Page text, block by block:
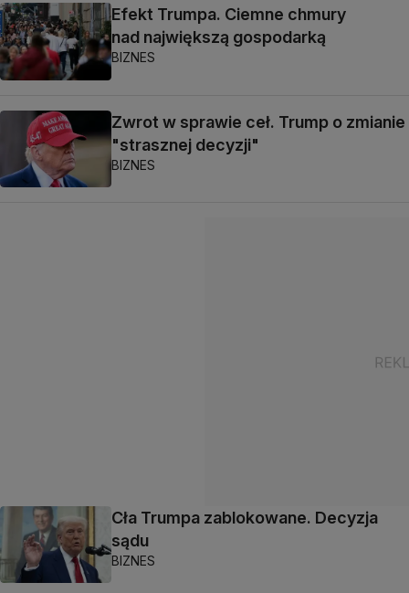
Efekt Trumpa. Ciemne chmury
nad największą gospodarką
BIZNES
Zwrot w sprawie ceł. Trump o zmianie
"strasznej decyzji"
BIZNES
Cła Trumpa zablokowane. Decyzja
sądu
BIZNES